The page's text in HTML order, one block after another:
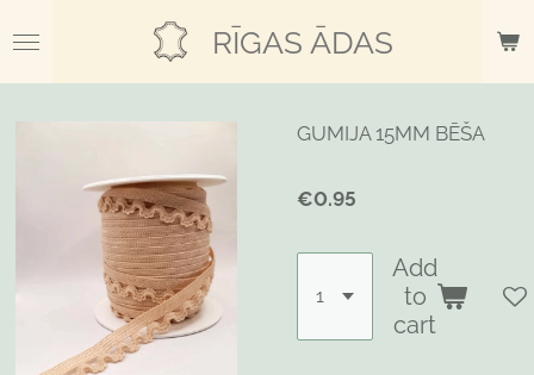
to
main
RĪGAS ĀDAS
GUMIJA 15MM BĒŠA
€0.95
Add
to
cart